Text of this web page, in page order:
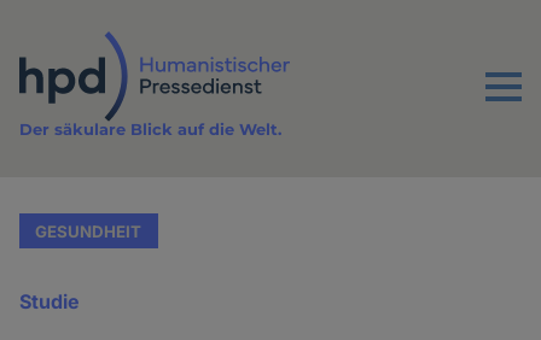
Inhalt
Menu
Der säkulare Blick auf die Welt.
GESUNDHEIT
Studie